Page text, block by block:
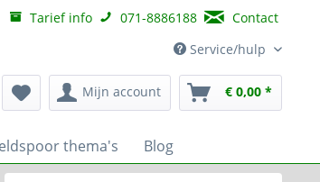
Tarief info 071-8886188
Contact
Service/hulp
Mijn account € 0,00 *
thema's Blog